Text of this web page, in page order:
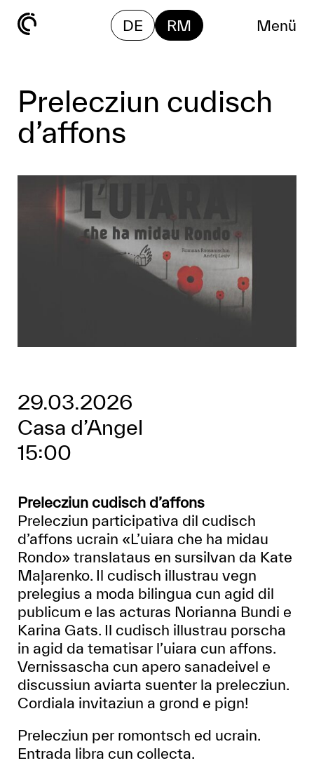
DE RM Menü
Prelecziun cudisch
d’affons
29.03.2026
Casa d’Angel
15:00
Prelecziun cudisch d’affons
Prelecziun participativa dil cudisch
d’affons ucrain «L’uiara che ha midau
Rondo» translataus en sursilvan da Kate
Maļarenko. Il cudisch illustrau vegn
prelegius a moda bilingua cun agid dil
publicum e las acturas Norianna Bundi e
Karina Gats. Il cudisch illustrau porscha
in agid da tematisar l’uiara cun affons.
Vernissascha cun apero sanadeivel e
discussiun aviarta suenter la prelecziun.
Cordiala invitaziun a grond e pign!
Prelecziun per romontsch ed ucrain.
Entrada libra cun collecta.